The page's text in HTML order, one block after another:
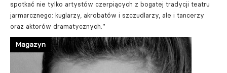
spotkać nie tylko artystów czerpiących z bogatej tradycji teatru
jarmarcznego: kuglarzy, akrobatów i szczudlarzy, ale i tancerzy
oraz aktorów dramatycznych.”
Magazyn